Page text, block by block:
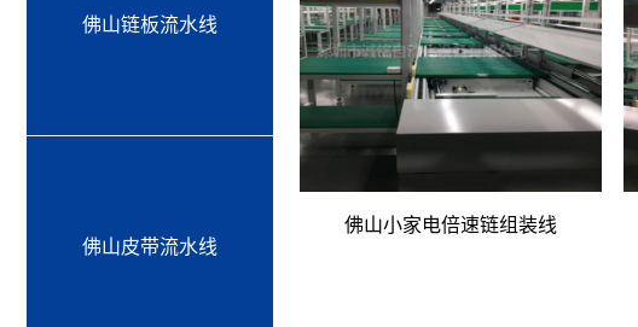
佛山链板流水线
佛山皮带流水线
佛山小家电倍速链组装线